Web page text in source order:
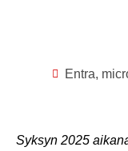
Entra,
Syksyn 2025